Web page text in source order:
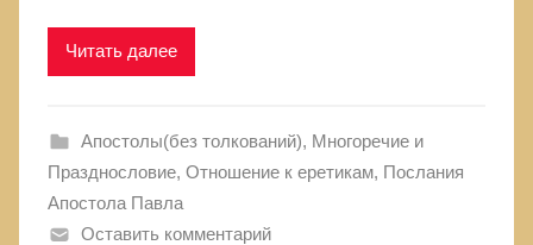
Читать далее
Апостолы(без толкований), Многоречие и
Празднословие, Отношение к еретикам, Послания
Апостола Павла
Оставить комментарий